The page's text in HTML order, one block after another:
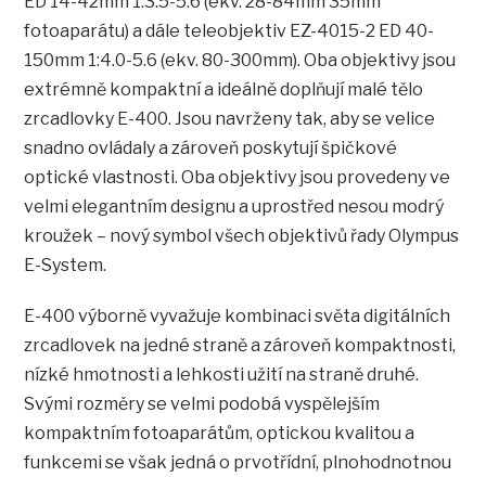
fotoaparátu) a dále teleobjektiv EZ-4015-2 ED 40-
150mm 1:4.0-5.6 (ekv. 80-300mm). Oba objektivy jsou
extrémně kompaktní a ideálně doplňují malé tělo
zrcadlovky E-400. Jsou navrženy tak, aby se velice
snadno ovládaly a zároveň poskytují špičkové
optické vlastnosti. Oba objektivy jsou provedeny ve
velmi elegantním designu a uprostřed nesou modrý
kroužek – nový symbol všech objektivů řady Olympus
E-System.
E-400 výborně vyvažuje kombinaci světa digitálních
zrcadlovek na jedné straně a zároveň kompaktnosti,
nízké hmotnosti a lehkosti užití na straně druhé.
Svými rozměry se velmi podobá vyspělejším
kompaktním fotoaparátům, optickou kvalitou a
funkcemi se však jedná o prvotřídní, plnohodnotnou